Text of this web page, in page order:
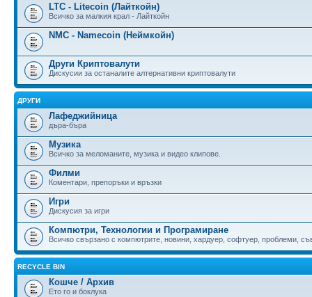
LTC - Litecoin (Лайткойн)
Всичко за малкия крал - Лайткойн
NMC - Namecoin (Неймкойн)
Други Криптовалути
Дискусии за останалите алтернативни криптовалути
ДРУГИ
Лафеджийница
дъра-бъра
Музика
Всичко за меломаните, музика и видео клипове.
Филми
Коментари, препоръки и връзки
Игри
Дискусия за игри
Компютри, Технологии и Програмиране
Всичко свързано с компютрите, новини, хардуер, софтуер, проблеми,
RECYCLE BIN
Кошче / Архив
Ето го и боклука